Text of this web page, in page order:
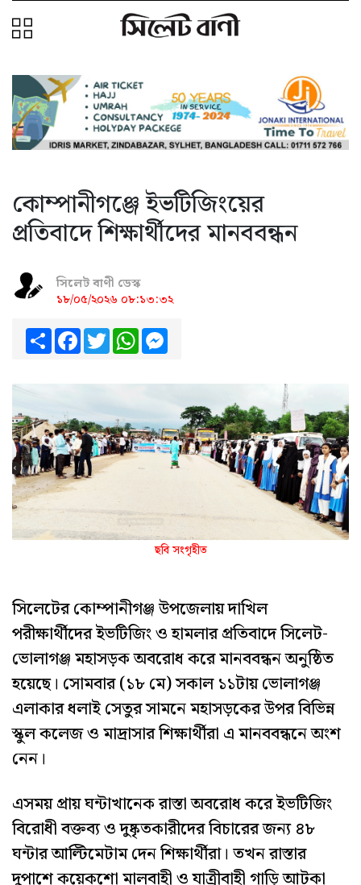
কোম্পানীগঞ্জে ইভটিজিংয়ের
প্রতিবাদে শিক্ষার্থীদের মানববন্ধন
সিলেট বাণী ডেস্ক
১৮/০৫/২০২৬ ০৮:১৩:৩২
ShareFacebook
TwitterWhatsApp
ছবি সংগৃহীত
সিলেটের কোম্পানীগঞ্জ উপজেলায় দাখিল
পরীক্ষার্থীদের ইভটিজিং ও হামলার প্রতিবাদে সিলেট-
ভোলাগঞ্জ মহাসড়ক অবরোধ করে মানববন্ধন অনুষ্ঠিত
হয়েছে। সোমবার (১৮ মে) সকাল ১১টায় ভোলাগঞ্জ
এলাকার ধলাই সেতুর সামনে মহাসড়কের উপর বিভিন্ন
স্কুল কলেজ ও মাদ্রাসার শিক্ষার্থীরা এ মানববন্ধনে অংশ
নেন।
এসময় প্রায় ঘন্টাখানেক রাস্তা অবরোধ করে ইভটিজিং
বিরোধী বক্তব্য ও দুষ্কৃতকারীদের বিচারের জন্য ৪৮
ঘন্টার আল্টিমেটাম দেন শিক্ষার্থীরা। তখন রাস্তার
দুপাশে কয়েকশো মালবাহী ও যাত্রীবাহী গাড়ি আটকা